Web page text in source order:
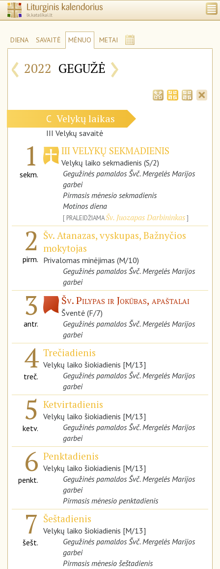
DIENA SAVAITĖ MĖNUO METAI
‹ 2022 GEGUŽĖ ›
C Velykų laikas
III Velykų savaitė
1
sekm.
III VELYKŲ SEKMADIENIS
Velykų laiko sekmadienis (S/2)
Gegužinės pamaldos Švč. Mergelės Marijos
garbei
Pirmasis mėnesio sekmadienis
Motinos diena
PRALEIDŽIAMAŠv. Juozapas Darbininkas
2
pirm.
Šv. Atanazas, vyskupas, Bažnyčios
mokytojas
Privalomas minėjimas (M/10)
Gegužinės pamaldos Švč. Mergelės Marijos
garbei
3
antr.
Šv. Pilypas ir Jokūbas, apaštalai
Šventė (F/7)
Gegužinės pamaldos Švč. Mergelės Marijos
garbei
4
treč.
Trečiadienis
Velykų laiko šiokiadienis [M/13]
Gegužinės pamaldos Švč. Mergelės Marijos
garbei
5
ketv.
Ketvirtadienis
Velykų laiko šiokiadienis [M/13]
Gegužinės pamaldos Švč. Mergelės Marijos
garbei
6
penkt.
Penktadienis
Velykų laiko šiokiadienis [M/13]
Gegužinės pamaldos Švč. Mergelės Marijos
garbei
Pirmasis mėnesio penktadienis
7
šešt.
Šeštadienis
Velykų laiko šiokiadienis [M/13]
Gegužinės pamaldos Švč. Mergelės Marijos
garbei
Pirmasis mėnesio šeštadienis